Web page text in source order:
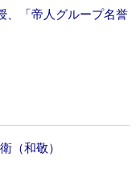
、「帝人グループ名誉
（和敬）